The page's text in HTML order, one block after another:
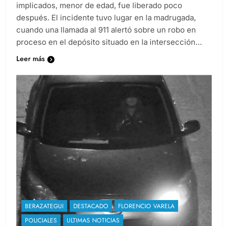
implicados, menor de edad, fue liberado poco
después. El incidente tuvo lugar en la madrugada,
cuando una llamada al 911 alertó sobre un robo en
proceso en el depósito situado en la intersección…
Leer más
BERAZATEGUI DESTACADO
FLORENCIO VARELA
POLICIALES
ULTIMAS NOTICIAS